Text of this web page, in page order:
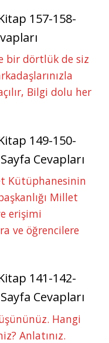
157-158-
bir dörtlük de siz
Bilgi dolu her
149-150-
Cevapları
Kütüphanesinin
Millet
erişimi
ve öğrencilere
141-142-
Cevapları
Hangi
Anlatınız.